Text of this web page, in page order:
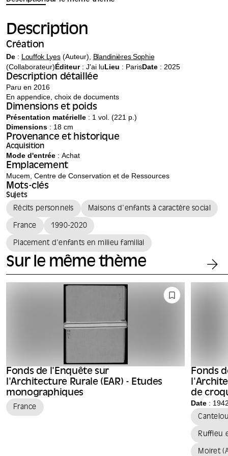
Description
Création
De : Louffok Lyes(Auteur), Blandinières Sophie
(Collaborateur)Éditeur: J'ai luLieu : ParisDate : 2025
Description détaillée
Paru en 2016
En appendice, choix de documents
Dimensions et poids
Présentation matérielle : 1 vol. (221 p.)
Dimensions : 18 cm
Provenance et historique
Acquisition
Mode d'entrée : Achat
Emplacement
Mucem, Centre de Conservation et de Ressources
Mots-clés
Sujets
Récits personnels
Maisons d'enfants à caractère social
France 1990-2020
Placement d'enfants en milieu familial
Sur le même thème
Fonds de l'Enquête sur
l'Architecture Rurale (EAR) - Etudes
monographiques
France
Fonds
de
Date :
Ruffieu
Moiret